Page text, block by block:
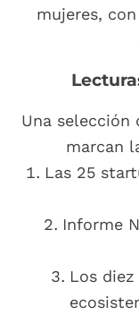
mujeres,
Una selección
marcan
Las 25
Informe
Los